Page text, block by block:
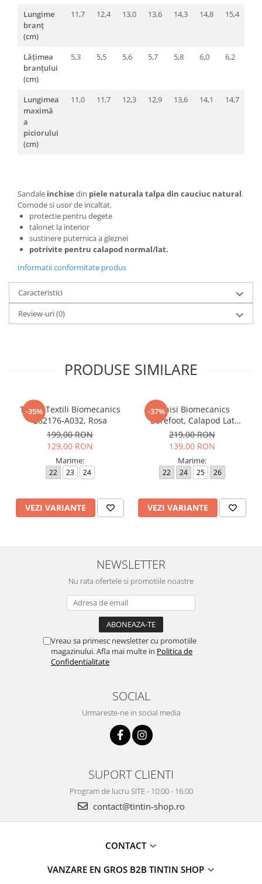
Lungime
branț
(cm)
11,7 12,4 13,0 13,6 14,3 14,8 15,4
Lățimea
branțului
(cm)
5,3 5,5 5,6 5,7 5,8 6,0 6,2
Lungimea
maximă
a
piciorului
(cm)
11,0 11,7 12,3 12,9 13,6 14,1 14,7
Sandale inchise din piele naturala talpa din cauciuc natural.
Comode si usor de incaltat.
protectie pentru degete
talonet la interior
sustinere puternica a gleznei
potrivite pentru calapod normal/lat.
Informatii conformitate produs
Caracteristici
Review-uri(0)
PRODUSE SIMILARE
-35%
Tenisi Textili Biomecanics
262176-A032, Rosa
199,00 RON
129,00 RON
Marime:
22 23 24
VEZI VARIANTE
-37%
Tenisi Biomecanics
Barefoot, Calapod Lat
262190-E032 Rosa
219,00 RON
139,00 RON
Marime:
22 24 25 26
VEZI VARIANTE
NEWSLETTER
Nu rata ofertele si promotiile noastre
Vreau sa primesc newsletter cu promotiile
magazinului. Afla mai multe in Politica de
Confidentialitate
SOCIAL
Urmareste-ne in social media
SUPORT CLIENTI
Program de lucru SITE - 10:00 - 16:00
contact@tintin-shop.ro
CONTACT
VANZARE EN GROS B2B TINTIN SHOP